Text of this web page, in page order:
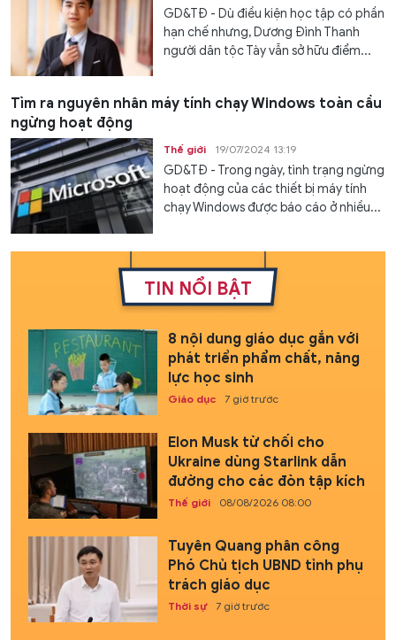
GD&TĐ - Dù điều kiện học tập có phần
hạn chế nhưng, Dương Đình Thanh
người dân tộc Tày vẫn sở hữu điểm...
Tìm ra nguyên nhân máy tính chạy Windows toàn cầu
ngừng hoạt động
Thế giới 19/07/2024 13:19
GD&TĐ - Trong ngày, tình trạng ngừng
hoạt động của các thiết bị máy tính
chạy Windows được báo cáo ở nhiều...
TIN NỔI BẬT
8 nội dung giáo dục gắn với
phát triển phẩm chất, năng
lực học sinh
Giáo dục 7 giờ trước
Elon Musk từ chối cho
Ukraine dùng Starlink dẫn
đường cho các đòn tập kích
Thế giới 08/08/2026 08:00
Tuyên Quang phân công
Phó Chủ tịch UBND tỉnh phụ
trách giáo dục
Thời sự 7 giờ trước